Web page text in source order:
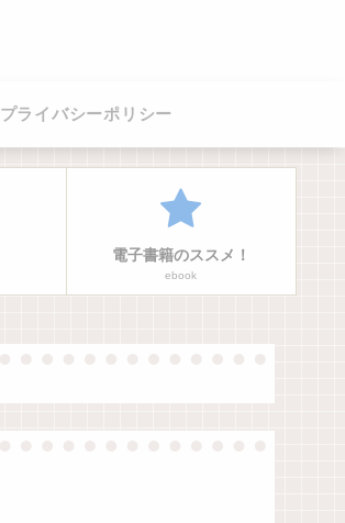
プライバシーポリシー
電子書籍のススメ！
ebook